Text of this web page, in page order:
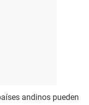
andinos pueden